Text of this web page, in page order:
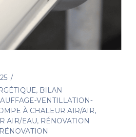
, BILAN
VENTILLATION-
À CHALEUR AIR/AIR,
AIR/EAU, RÉNOVATION